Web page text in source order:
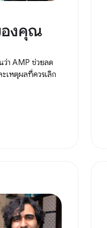
องคุณ
า AMP ช่วยลด
เหตุผลที่ควรเลิก